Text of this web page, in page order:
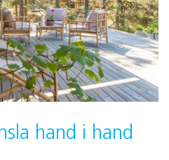
hand i hand